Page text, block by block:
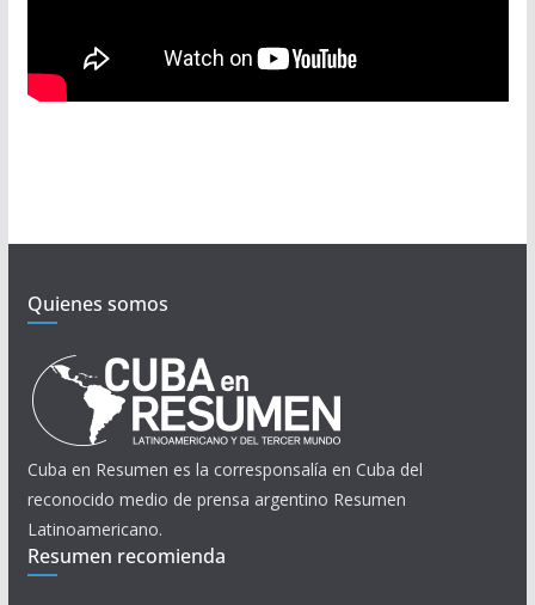
Quienes somos
Cuba en Resumen es la corresponsalía en Cuba del
reconocido medio de prensa argentino Resumen
Latinoamericano.
Resumen recomienda